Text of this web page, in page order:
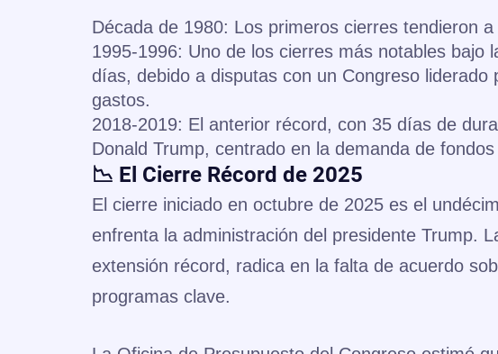
Década de 1980: Los primeros cierres tendieron
1995-1996: Uno de los cierres más notables bajo
días, debido a disputas con un Congreso
gastos.
2018-2019: El anterior récord, con 35 días de
Donald Trump, centrado en la demanda de
📉 El Cierre Récord de 2025
El cierre iniciado en octubre de 2025 es el
enfrenta la administración del presidente Trump.
extensión récord, radica en la falta de acuerdo
programas clave.